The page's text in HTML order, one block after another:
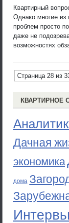
Квартирный
Однако многие
проблем просто
даже не
возможностях
Страница 28 из
КВАРТИРНОЕ
Дачная
экономика
дома